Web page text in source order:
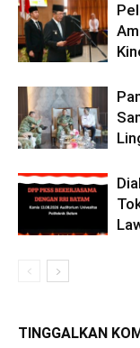
TINGGALKAN